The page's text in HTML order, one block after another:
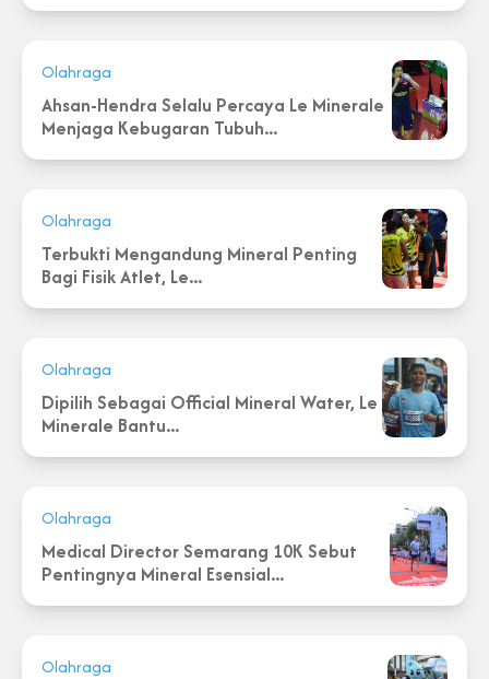
Olahraga
Ahsan-Hendra Selalu Percaya Le Minerale
Menjaga Kebugaran Tubuh...
Olahraga
Terbukti Mengandung Mineral Penting
Bagi Fisik Atlet, Le...
Olahraga
Dipilih Sebagai Official Mineral Water, Le
Minerale Bantu...
Olahraga
Medical Director Semarang 10K Sebut
Pentingnya Mineral Esensial...
Olahraga